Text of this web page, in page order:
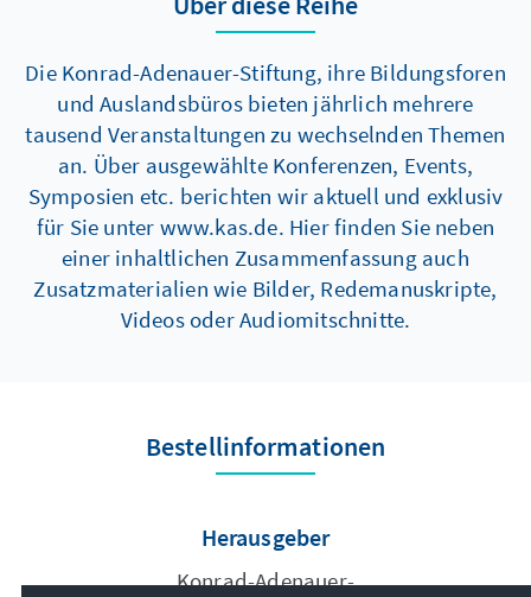
Die Konrad-Adenauer-Stiftung, ihre Bildungsforen
und Auslandsbüros bieten jährlich mehrere
tausend Veranstaltungen zu wechselnden Themen
an. Über ausgewählte Konferenzen, Events,
Symposien etc. berichten wir aktuell und exklusiv
für Sie unter www.kas.de. Hier finden Sie neben
einer inhaltlichen Zusammenfassung auch
Zusatzmaterialien wie Bilder, Redemanuskripte,
Videos oder Audiomitschnitte.
Bestellinformationen
Herausgeber
Konrad-Adenauer-